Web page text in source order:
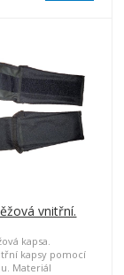
vnitřní.
kapsa.
kapsy pomocí
Materiál